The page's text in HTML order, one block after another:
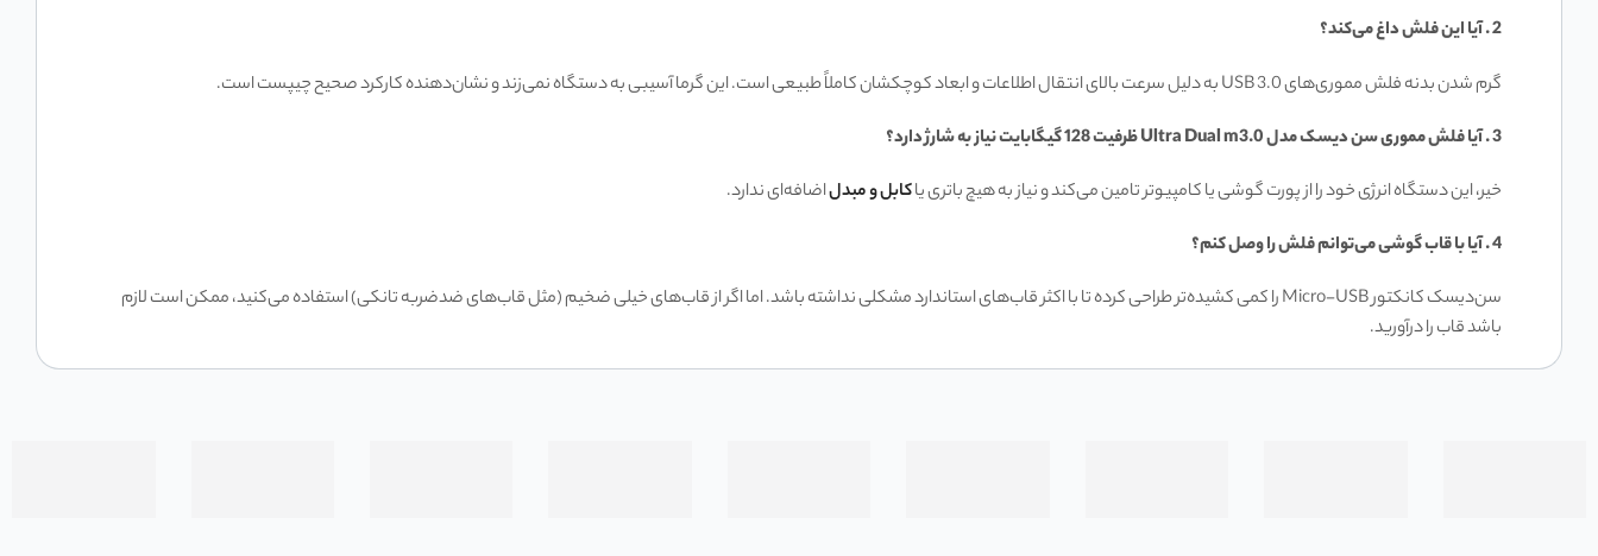
2
.آیا این فلش داغ می‌کند؟
گرم شدن بدنه فلش مموری‌های USB 3.0 به دلیل سرعت بالای انتقال اطلاعات و ابعاد کوچکشان کاملاً طبیعی است. این گرما آسیبی به دستگاه نمی‌زند و نشان‌دهنده کارکرد صحیح چیپست است.
3
.آیا فلش مموری سن دیسک مدل
ظرفیت 128 گیگابایت نیاز به شارژ دارد؟
خیر، این دستگاه انرژی خود را از پورت گوشی یا کامپیوتر تامین می‌کند و نیاز به هیچ باتری یاکابل و مبدلاضافه‌ای ندارد.
4
.آیا با قاب گوشی می‌توانم فلش را وصل کنم؟
سن‌دیسک کانکتور Micro-USB را کمی کشیده‌تر طراحی کرده تا با اکثر قاب‌های استاندارد مشکلی نداشته باشد. اما اگر از قاب‌های خیلی ضخیم (مثل قاب‌های ضدضربه تانکی) استفاده می‌کنید، ممکن است لازم
باشد قاب را درآورید.